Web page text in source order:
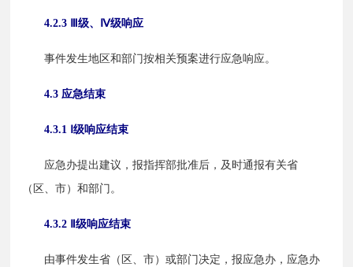
4.2.3 Ⅲ级、Ⅳ级响应
事件发生地区和部门按相关预案进行应急响应。
4.3 应急结束
4.3.1 Ⅰ级响应结束
应急办提出建议，报指挥部批准后，及时通报有关省
（区、市）和部门。
4.3.2 Ⅱ级响应结束
由事件发生省（区、市）或部门决定，报应急办，应急办